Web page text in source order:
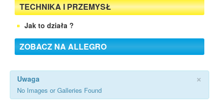
TECHNIKA I PRZEMYSŁ
Jak to działa ?
ZOBACZ NA ALLEGRO
×
Uwaga
No Images or Galleries Found